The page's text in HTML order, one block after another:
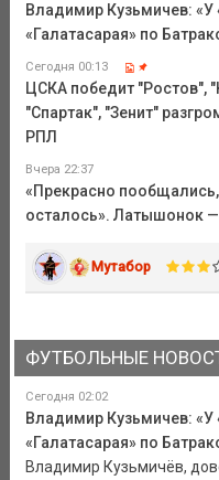
Владимир Кузьмичев: «У
«Галатасарая» по
Сегодня 00:13
ЦСКА победит "Ростов",
"Спартак", "Зенит"
РПЛ
Вчера 22:37
«Прекрасно
осталось». Латышонок —
Мутабор
ФУТБОЛЬНЫЕ
Сегодня 02:02
Владимир Кузьмичев: «У
«Галатасарая» по
Владимир Кузьмичёв,